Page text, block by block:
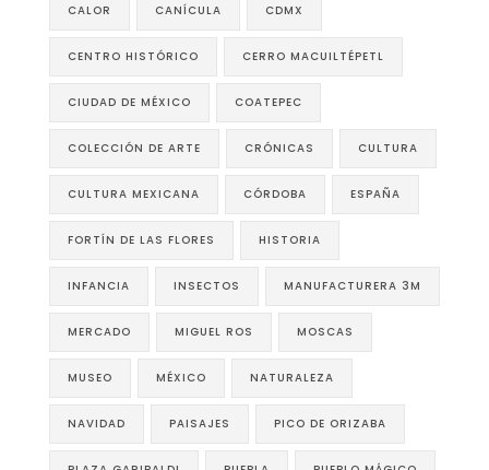
CALOR CANÍCULA CDMX
CENTRO HISTÓRICO CERRO MACUILTÉPETL
CIUDAD DE MÉXICO COATEPEC
COLECCIÓN DE ARTE CRÓNICAS CULTURA
CULTURA MEXICANA CÓRDOBA ESPAÑA
FORTÍN DE LAS FLORES HISTORIA
INFANCIA INSECTOS MANUFACTURERA 3M
MERCADO MIGUEL ROS MOSCAS
MUSEO MÉXICO NATURALEZA
NAVIDAD PAISAJES PICO DE ORIZABA